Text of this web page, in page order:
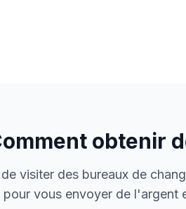
obtenir
visiter des bureaux de
pour vous envoyer de l'argent